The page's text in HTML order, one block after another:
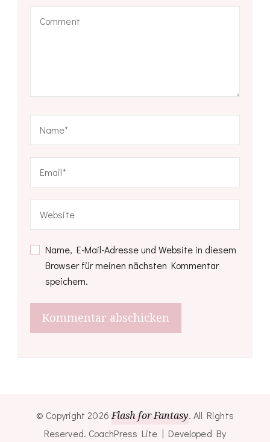
Name, E-Mail-Adresse und Website in diesem
Browser für meinen nächsten Kommentar
speichern.
© Copyright 2026 Flash for Fantasy. All Rights
Reserved. CoachPress Lite | Developed By